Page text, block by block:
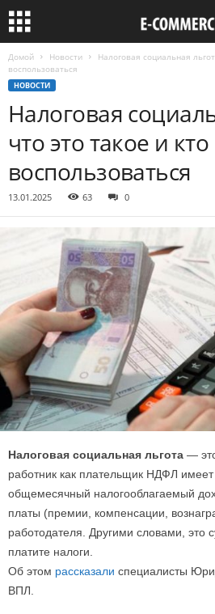
Домой Новости
Налоговая социальная
воспользоваться
НОВОСТИ
Налоговая
что это такое и
воспользоваться
13.01.2025 63 0
Налоговая социальная льгота —
работник как плательщик НДФЛ
общемесячный налогооблагаемый
платы (премии, компенсации,
работодателя. Другими словами, это
платите налоги.
Об этом рассказали специалисты
ВПЛ.